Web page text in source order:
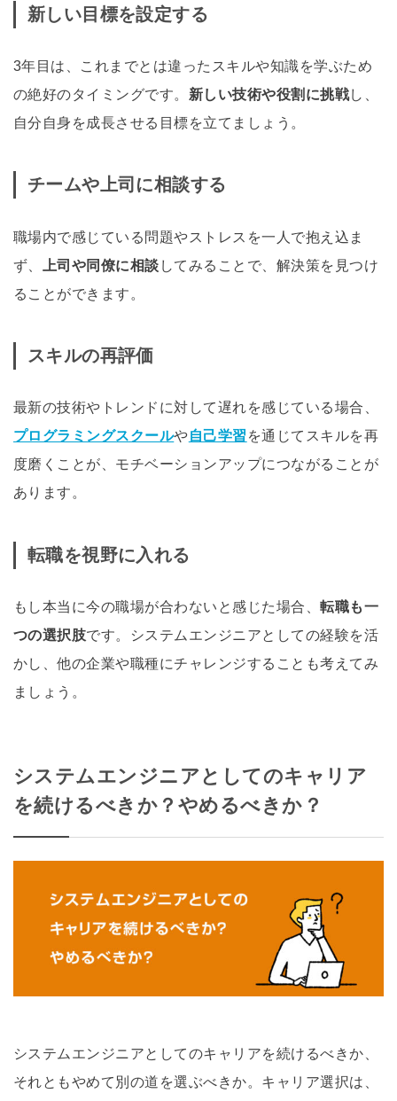
新しい目標を設定する
3年目は、これまでとは違ったスキルや知識を学ぶため
の絶好のタイミングです。 新しい技術や役割に挑戦し、
自分自身を成長させる目標を立てましょう。
チームや上司に相談する
職場内で感じている問題やストレスを一人で抱え込ま
ず、
上司や同僚に相談 してみることで、解決策を見つけ
ることができます。
スキルの再評価
最新の技術やトレンドに対して遅れを感じている場合、
プログラミングスクールや自己学習 を通じてスキルを再
度磨くことが、モチベーションアップにつながることが
あります。
転職を視野に入れる
もし本当に今の職場が合わないと感じた場合、転職も一
つの選択肢です。システムエンジニアとしての経験を活
かし、他の企業や職種にチャレンジすることも考えてみ
ましょう。
システムエンジニアとしてのキャリア
を続けるべきか？やめるべきか？
システムエンジニアとしてのキャリアを続けるべきか、
それともやめて別の道を選ぶべきか。キャリア選択は、